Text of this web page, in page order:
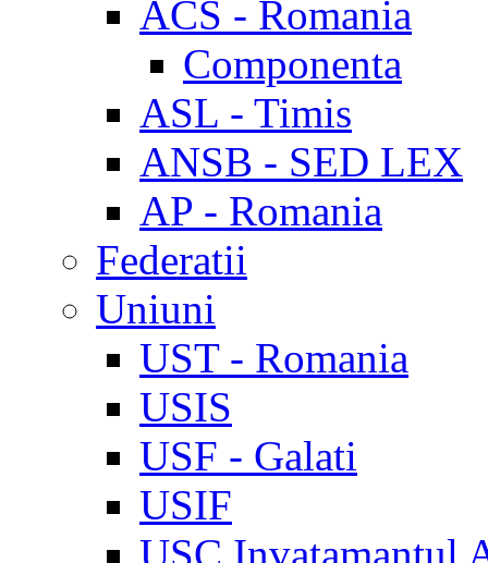
ACS - Romania
Componenta
ASL - Timis
ANSB - SED LEX
AP - Romania
Federatii
Uniuni
UST - Romania
USIS
USF - Galati
USIF
USC,Invatamantul